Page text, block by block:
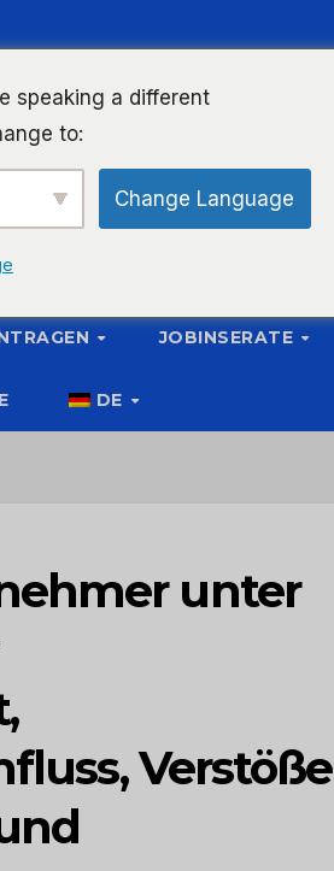
JOBINSERATE
DE
unter
Verstöße
speaking a different
to:
Change Language